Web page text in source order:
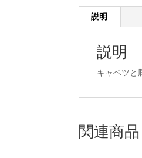
説明
説明
キャベツと
関連商品